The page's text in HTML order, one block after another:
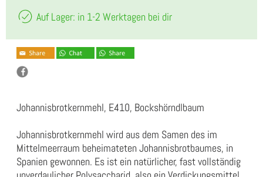
Auf Lager: in 1-2 Werktagen bei dir
Johannisbrotkernmehl, E410, Bockshörndlbaum
Johannisbrotkernmehl wird aus dem Samen des im
Mittelmeerraum beheimateten Johannisbrotbaumes, in
Spanien gewonnen. Es ist ein natürlicher, fast vollständig